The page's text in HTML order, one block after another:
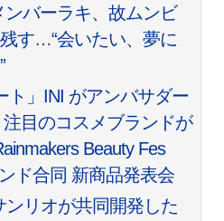
ンバーラキ、故ムンビ
す…“会いたい、夢に
ト」INI がアンバサダー
注目のコスメブランドが
Beauty Fes
ド合同 新商品発表会
ンリオが共同開発した